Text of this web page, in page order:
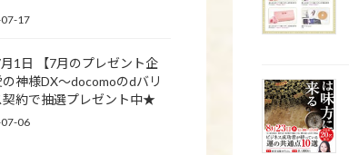
17
1日 【7月のプレゼント企
神様DX〜docomoのdバリ
契約で抽選プレゼント中★
06